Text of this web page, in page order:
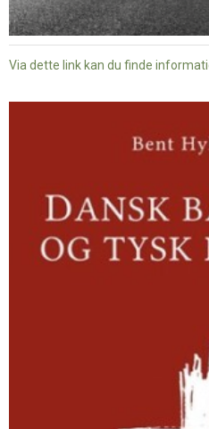
Via dette link kan du finde